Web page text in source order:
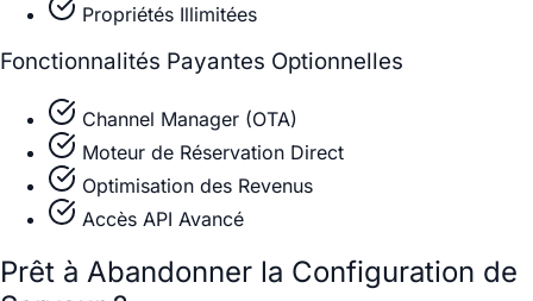
Propriétés Illimitées
Fonctionnalités Payantes Optionnelles
Channel Manager (OTA)
Moteur de Réservation Direct
Optimisation des Revenus
Accès API Avancé
Prêt à Abandonner la Configuration de